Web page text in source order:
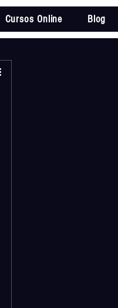
Cursos Online Blog